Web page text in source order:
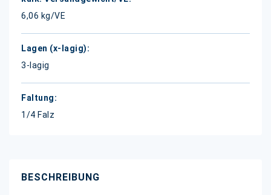
6,06 kg/VE
3-lagig
1/4 Falz
BESCHREIBUNG